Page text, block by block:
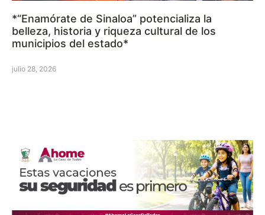
*“Enamórate de Sinaloa” potencializa la
belleza, historia y riqueza cultural de los
municipios del estado*
julio 28, 2026